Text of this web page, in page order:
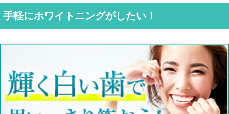
手軽にホワイトニングがしたい！